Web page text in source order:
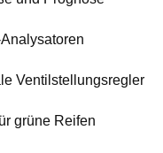
Ventilstellungsregler
grüne Reifen